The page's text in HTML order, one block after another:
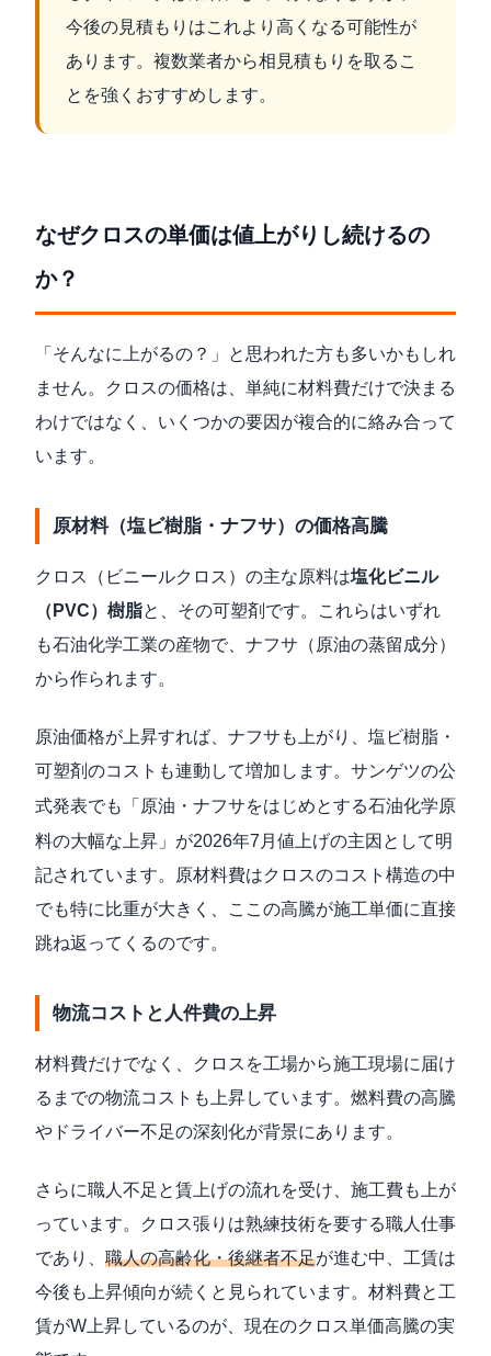
今後の見積もりはこれより高くなる可能性が
あります。複数業者から相見積もりを取るこ
とを強くおすすめします。
なぜクロスの単価は値上がりし続けるの
か？
「そんなに上がるの？」と思われた方も多いかもしれ
ません。クロスの価格は、単純に材料費だけで決まる
わけではなく、いくつかの要因が複合的に絡み合って
います。
原材料（塩ビ樹脂・ナフサ）の価格高騰
クロス（ビニールクロス）の主な原料は塩化ビニル
（PVC）樹脂と、その可塑剤です。これらはいずれ
も石油化学工業の産物で、ナフサ（原油の蒸留成分）
から作られます。
原油価格が上昇すれば、ナフサも上がり、塩ビ樹脂・
可塑剤のコストも連動して増加します。 サンゲツの公
式発表でも「原油・ナフサをはじめとする石油化学原
料の大幅な上昇」が2026年7月値上げの主因として明
記されています。原材料費はクロスのコスト構造の中
でも特に比重が大きく、ここの高騰が施工単価に直接
跳ね返ってくるのです。
物流コストと人件費の上昇
材料費だけでなく、クロスを工場から施工現場に届け
るまでの物流コストも上昇しています。燃料費の高騰
やドライバー不足の深刻化が背景にあります。
さらに職人不足と賃上げの流れを受け、施工費も上が
っています。クロス張りは熟練技術を要する職人仕事
であり、 職人の高齢化・後継者不足が進む中、工賃は
今後も上昇傾向が続くと見られています。材料費と工
賃がW上昇しているのが、現在のクロス単価高騰の実